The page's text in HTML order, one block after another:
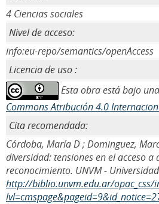
4 Ciencias sociales
Nivel de acceso:
info:eu-repo/semantics/openAccess
Licencia de uso :
Esta obra está bajo
Commons Atribución 4.0
Cita recomendada:
Córdoba, María D ; Dominguez,
diversidad: tensiones en el acceso a
reconocimiento. UNVM -
http://biblio.unvm.edu.ar/opac_css/